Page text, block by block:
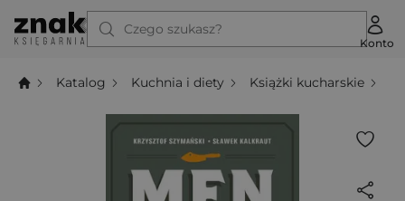
Czego szukasz?
Konto
Katalog Kuchnia i diety Książki kucharskie